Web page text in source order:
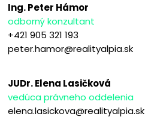
Ing. Peter Hámor
odborný konzultant
+421 905 321 193
peter.hamor@realityalpia.sk
JUDr. Elena Lasičková
vedúca právneho oddelenia
elena.lasickova@realityalpia.sk